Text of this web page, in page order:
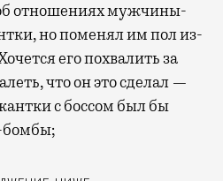
отношениях мужчины-
но поменял им пол из-
его похвалить за
что он это сделал —
с боссом был бы
бомбы;